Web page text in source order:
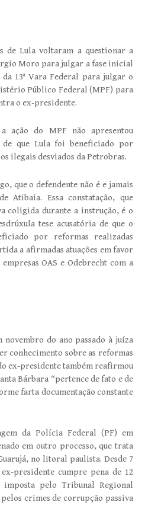
de Lula voltaram a questionar a
Moro para julgar a fase inicial
13ª Vara Federal para julgar o
Público Federal (MPF) para
o ex-presidente.
ação do MPF não apresentou
de que Lula foi beneficiado por
ilegais desviados da Petrobras.
que o defendente não é e jamais
Essa constatação, que
coligida durante a instrução, é o
tese acusatória de que o
por reformas realizadas
a afirmadas atuações em favor
OAS e Odebrecht com a
novembro do ano passado à juíza
conhecimento sobre as reformas
ex-presidente também reafirmou
Bárbara “pertence de fato e de
farta documentação constante
da Polícia Federal (PF) em
em outro processo, que trata
no litoral paulista. Desde 7
presidente cumpre pena de 12
pelo Tribunal Regional
pelos crimes de corrupção passiva